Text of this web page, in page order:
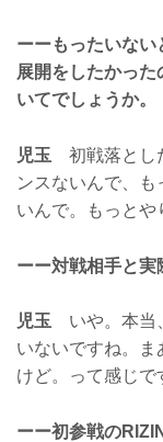
ーーもったいな
展開をしたかっ
いてでしょうか。
児玉 初戦落とし
ンスないんで、
いんで。もっとや
ーー対戦相手と実
児玉 いや。本当
いないですね。ま
けど。って感じで
ーー初参戦の